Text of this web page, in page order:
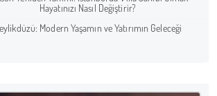
Hayatınızı Nasıl Değiştirir?
Modern Yaşamın ve Yatırımın Geleceği